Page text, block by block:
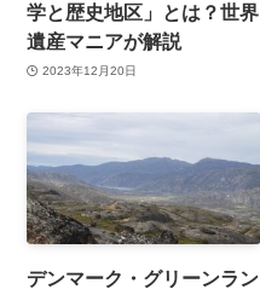
学と歴史地区」とは？世界
遺産マニアが解説
2023年12月20日
デンマーク・グリーンラン